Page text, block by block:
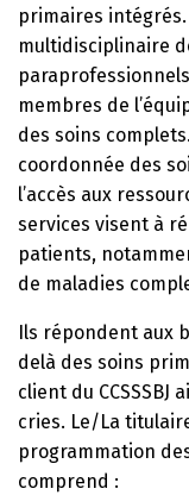
primaires intégrés.
multidisciplinaire
membres de
des soins
coordonnée des
l’accès aux
services visent à
patients,
de maladies
Ils répondent aux
delà des soins
client du
cries. Le/La
programmation
comprend :